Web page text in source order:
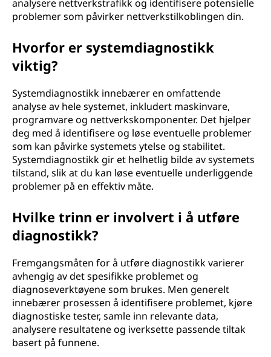
analysere nettverkstrafikk og identifisere potensielle
problemer som påvirker nettverkstilkoblingen din.
Hvorfor er systemdiagnostikk
viktig?
Systemdiagnostikk innebærer en omfattende
analyse av hele systemet, inkludert maskinvare,
programvare og nettverkskomponenter. Det hjelper
deg med å identifisere og løse eventuelle problemer
som kan påvirke systemets ytelse og stabilitet.
Systemdiagnostikk gir et helhetlig bilde av systemets
tilstand, slik at du kan løse eventuelle underliggende
problemer på en effektiv måte.
Hvilke trinn er involvert i å utføre
diagnostikk?
Fremgangsmåten for å utføre diagnostikk varierer
avhengig av det spesifikke problemet og
diagnoseverktøyene som brukes. Men generelt
innebærer prosessen å identifisere problemet, kjøre
diagnostiske tester, samle inn relevante data,
analysere resultatene og iverksette passende tiltak
basert på funnene.